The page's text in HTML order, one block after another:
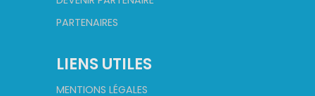
PARTENAIRES
LIENS UTILES
MENTIONS LÉGALES